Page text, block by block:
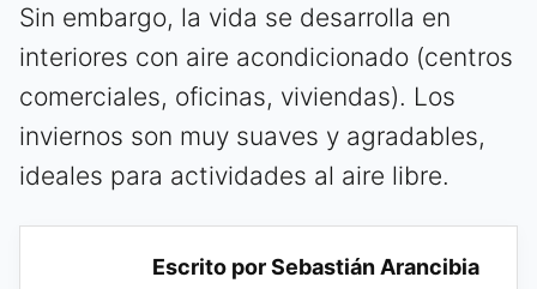
Sin embargo, la vida se desarrolla en
interiores con aire acondicionado (centros
comerciales, oficinas, viviendas). Los
inviernos son muy suaves y agradables,
ideales para actividades al aire libre.
Escrito por Sebastián Arancibia